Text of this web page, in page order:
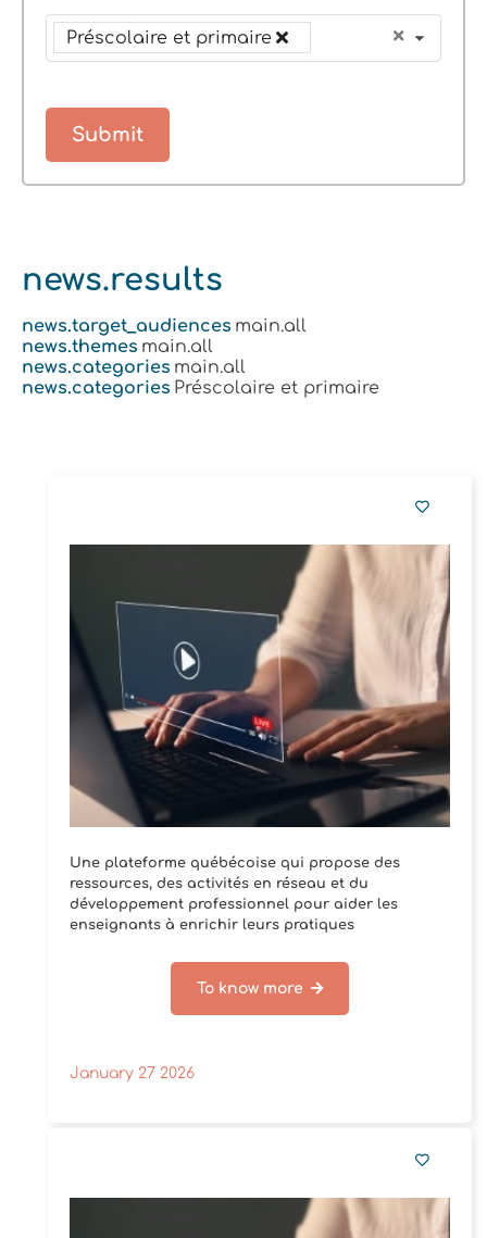
Préscolaire et primaire
news.results
news.target_audiences main.all
news.themes main.all
news.categories main.all
news.categories Préscolaire et primaire
Une plateforme québécoise qui propose des
ressources, des activités en réseau et du
développement professionnel pour aider les
enseignants à enrichir leurs pratiques
To know more
January 27 2026